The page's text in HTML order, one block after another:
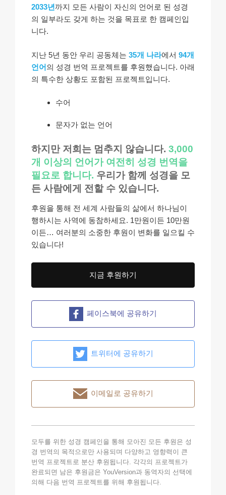
2033년까지 모든 사람이 자신의 언어로 된 성경
의 일부라도 갖게 하는 것을 목표로 한 캠페인입
니다.
지난 5년 동안 우리 공동체는 35개 나라에서 94개
언어의 성경 번역 프로젝트를 후원했습니다. 아래
의 특수한 상황도 포함된 프로젝트입니다.
수어
문자가 없는 언어
하지만 저희는 멈추지 않습니다. 3,000
개 이상의 언어가 여전히 성경 번역을
필요로 합니다. 우리가 함께 성경을 모
든 사람에게 전할 수 있습니다.
후원을 통해 전 세계 사람들의 삶에서 하나님이
행하시는 사역에 동참하세요. 1만원이든 10만원
이든… 여러분의 소중한 후원이 변화를 일으킬 수
있습니다!
지금 후원하기
페이스북에 공유하기
트위터에 공유하기
이메일로 공유하기
모두를 위한 성경 캠페인을 통해 모아진 모든 후원은 성
경 번역의 목적으로만 사용되며 다양하고 영향력이 큰
번역 프로젝트로 분산 후원됩니다. 각각의 프로젝트가
완료되면 남은 후원금은 YouVersion과 동역자의 선택에
의해 다음 번역 프로젝트를 위해 후원됩니다.